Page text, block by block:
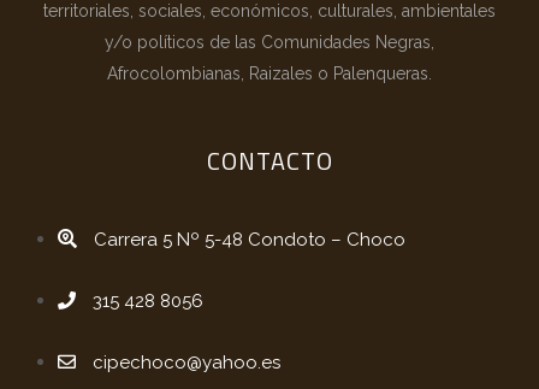
territoriales, sociales, económicos, culturales, ambientales
y/o políticos de las Comunidades Negras,
Afrocolombianas, Raizales o Palenqueras.
CONTACTO
Carrera 5 Nº 5-48 Condoto – Choco
315 428 8056
cipechoco@yahoo.es